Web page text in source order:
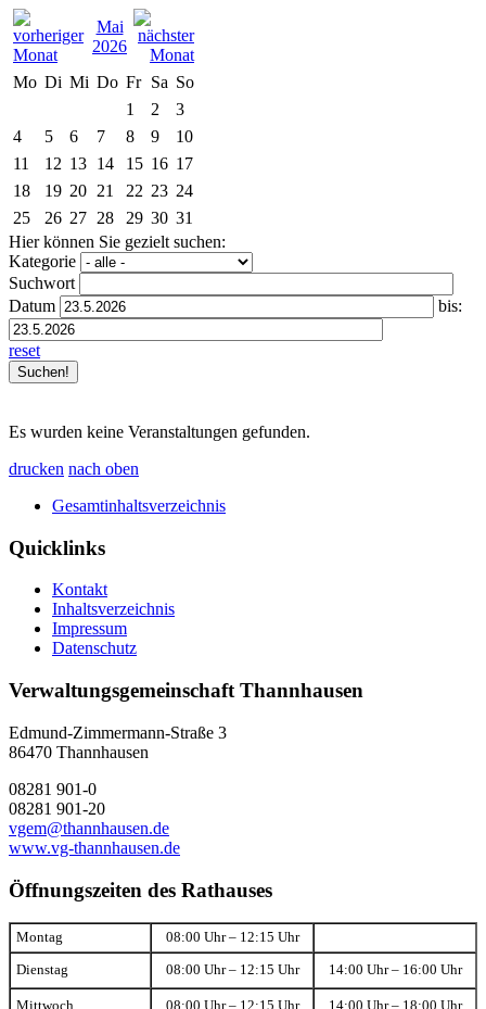
Mai
2026
Mo Di Mi Do Fr Sa So
1
2
3
4
5 6 7 8 9
10
11
12 13 14 15 16 17
18
19 20 21 22 23 24
25
26 27 28 29 30 31
Hier können Sie gezielt suchen:
Kategorie
Suchwort
Datum
bis:
reset
Es wurden keine Veranstaltungen gefunden.
drucken nach oben
Gesamtinhaltsverzeichnis
Quicklinks
Kontakt
Inhaltsverzeichnis
Impressum
Datenschutz
Verwaltungsgemeinschaft Thannhausen
Edmund-Zimmermann-Straße 3
86470 Thannhausen
08281 901-0
08281 901-20
vgem@thannhausen.de
www.vg-thannhausen.de
Öffnungszeiten des Rathauses
Montag 08:00 Uhr – 12:15 Uhr
Dienstag 08:00 Uhr – 12:15 Uhr 14:00 Uhr – 16:00 Uhr